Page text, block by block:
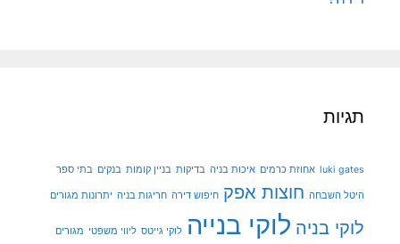
תגיות
luki gates אחוזת כרמים איכות בניה בדיקות בניין קומות בנקים בתי ספר
היטל השבחה חוצות אפק חיפוש דירה חריגות בניה יתרונות מגורים
לוקי בניה לוקי בנייה לוקי גייטס ליווי משפטי מגורים